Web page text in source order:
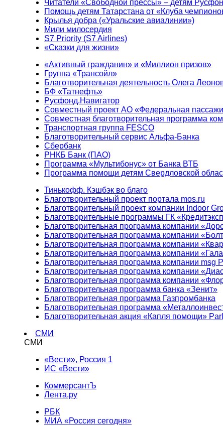
Читатели «Свободной прессы» – детям
Помощь детям Татарстана от «Клуба
Крылья добра («Уральские авиалинии»)
Мили милосердия
S7 Priority (S7 Airlines)
«Сказки для жизни»
«Активный гражданин» и «Миллион призов»
Группа «Трансойл»
Благотворительная деятельность Олега
БФ «Татнефть»
Русфонд.Навигатор
Совместный проект АО «Федеральная
Совместная благотворительная программа
Транспортная группа FESCO
Благотворительный сервис Альфа-Банка
Сбербанк
РНКБ Банк (ПАО)
Программа «Мультибонус» от Банка ВТБ
Программа помощи детям Свердловской
Тинькофф. Кэшбэк во благо
Благотворительный проект портала mos.ru
Благотворительный проект компании Indoor
Благотворительные программы ГК
Благотворительная программа компании
Благотворительная программа компании
Благотворительная программа компании
Благотворительная программа компании
Благотворительная программа компании msg
Благотворительная программа компании
Благотворительная программа компании
Благотворительная программа банка «Зенит»
Благотворительная программа Газпромбанка
Благотворительная программа
Благотворительная акция «Капля помощи»
СМИ
СМИ
«Вести», Россия 1
ИС «Вести»
КоммерсантЪ
Лента.ру
РБК
МИА «Россия сегодня»